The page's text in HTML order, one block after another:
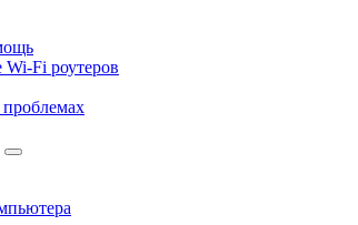
Fi роутеров